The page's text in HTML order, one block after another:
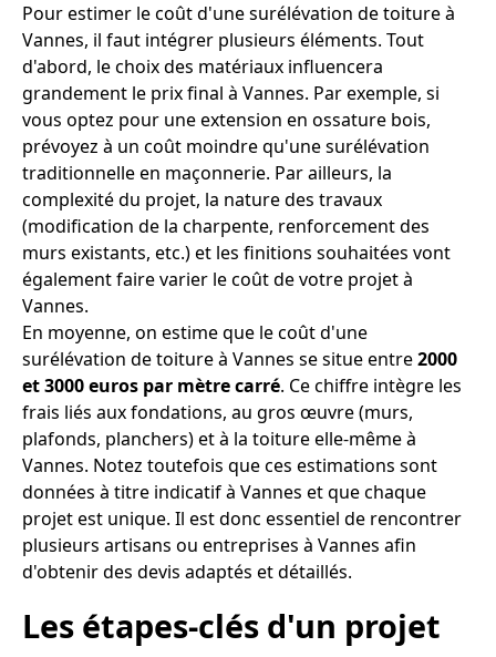
Pour estimer le coût d'une surélévation de toiture à
Vannes, il faut intégrer plusieurs éléments. Tout
d'abord, le choix des matériaux influencera
grandement le prix final à Vannes. Par exemple, si
vous optez pour une extension en ossature bois,
prévoyez à un coût moindre qu'une surélévation
traditionnelle en maçonnerie. Par ailleurs, la
complexité du projet, la nature des travaux
(modification de la charpente, renforcement des
murs existants, etc.) et les finitions souhaitées vont
également faire varier le coût de votre projet à
Vannes.
En moyenne, on estime que le coût d'une
surélévation de toiture à Vannes se situe entre2000
et 3000 euros par mètre carré. Ce chiffre intègre les
frais liés aux fondations, au gros œuvre (murs,
plafonds, planchers) et à la toiture elle-même à
Vannes. Notez toutefois que ces estimations sont
données à titre indicatif à Vannes et que chaque
projet est unique. Il est donc essentiel de rencontrer
plusieurs artisans ou entreprises à Vannes afin
d'obtenir des devis adaptés et détaillés.
Les étapes-clés d'un projet